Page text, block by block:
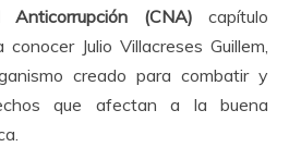
Anticorrupción (CNA) capítulo
Julio Villacreses Guillem,
creado para combatir y
que afectan a la buena